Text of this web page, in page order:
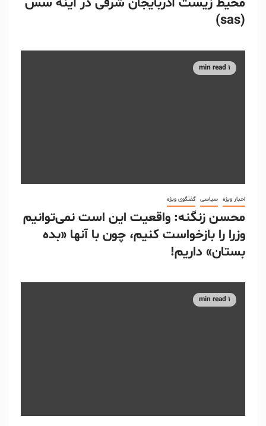
(sas)
1 min read
اخبار ویژه سیاسی گفتگوی ویژه
محسن زنگنه: واقعیت این است نمی‌توانیم
وزرا را بازخواست کنیم، چون با آنها «بده
بستان» داریم!
1 min read